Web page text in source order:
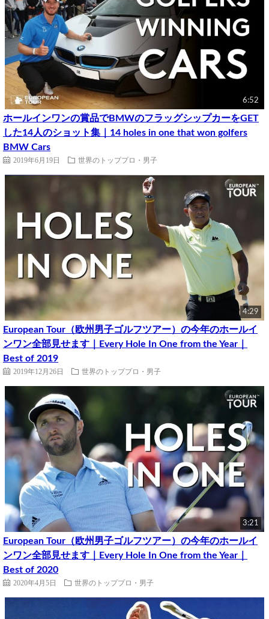
6:52
ホールインワンの賞品でBMWのフラッグシップカーをGET
した14人のショット集｜14 holes in one that won golfers
BMW Cars
2019年6月19日 世界のトッププロ・男子
4:29
European Tour（欧州男子ゴルフツアー）の今年のホールイ
ンワン全部見せます｜Every Hole In One from the Year｜
Best of 2019
2019年12月26日 世界のトッププロ・男子
3:21
European Tour（欧州男子ゴルフツアー）の今年のホールイ
ンワン全部見せます｜Every Hole In One from the Year｜
Best of 2020
2020年4月5日 世界のトッププロ・男子